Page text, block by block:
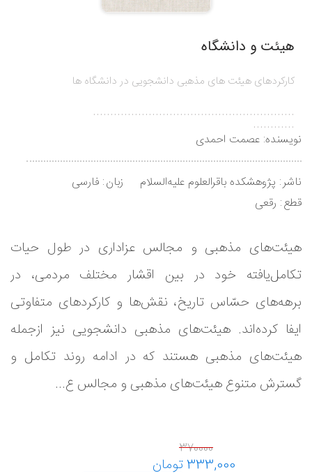
هیئت و دانشگاه
کارکردهای هیئت های مذهبی دانشجویی در دانشگاه ها
..........................................................
............
نویسنده: عصمت احمدی
ناشر پژوهشکده باقرالعلوم علیه‌السلام زبان فارسی
قطع رقعی
هیئت‌های مذهبی و مجالس عزاداری در طول حیات
تکامل‌یافته خود در بین اقشار مختلف مردمی، در
برهه‌های حسّاس تاریخ، نقش‌ها و کارکردهای متفاوتی
ایفا کرده‌اند. هیئت‌های مذهبی دانشجویی نیز ازجمله
هیئت‌های مذهبی هستند که در ادامه‌ روند تکامل و
گسترش متنوع هیئت‌های مذهبی و مجالس ع...